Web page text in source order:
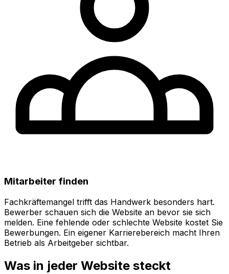
Mitarbeiter finden
Fachkräftemangel trifft das Handwerk besonders hart.
Bewerber schauen sich die Website an bevor sie sich
melden. Eine fehlende oder schlechte Website kostet Sie
Bewerbungen. Ein eigener Karrierebereich macht Ihren
Betrieb als Arbeitgeber sichtbar.
Was in jeder Website steckt